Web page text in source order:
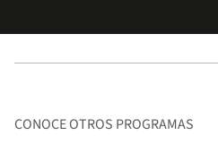
CONOCE OTROS PROGRAMAS